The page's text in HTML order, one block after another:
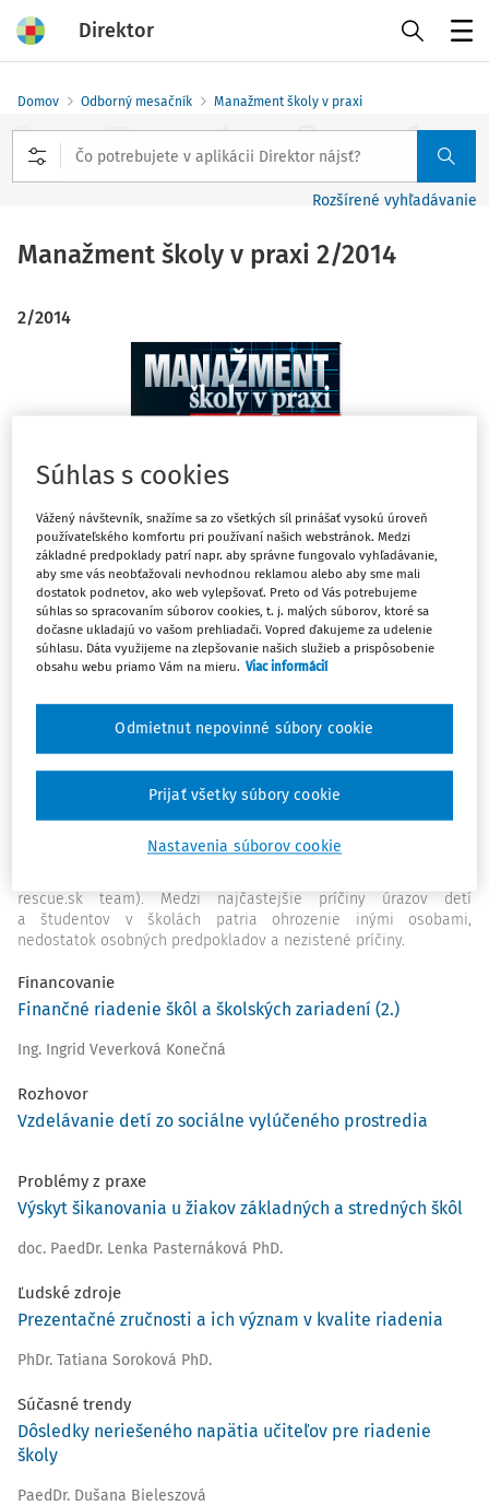
Direktor
Domov Odborný mesačník Manažment školy v praxi
Rozšírené vyhľadávanie
Manažment školy v praxi 2/2014
2/2014
Téma mesiaca
RNDr. Miroslava Kordošová
S každým školským rokom sú spojené mnohé aktivity a činnosti,
ktorými sa žiaci a študenti zaoberajú na svojich pracoviskách – v
školských triedach, telocvičniach či laboratóriách. Z toho dôvodu
je školské prostredie z pohľadu úrazovosti vysoko rizikové. Aj
podľa štatistík miestom, kde dochádza k najväčšiemu počtu
rescue.sk team). Medzi najčastejšie príčiny úrazov detí
a študentov v školách patria ohrozenie inými osobami,
nedostatok osobných predpokladov a nezistené príčiny.
Financovanie
Finančné riadenie škôl a školských zariadení (2.)
Ing. Ingrid Veverková Konečná
Rozhovor
Vzdelávanie detí zo sociálne vylúčeného prostredia
Problémy z praxe
Výskyt šikanovania u žiakov základných a stredných škôl
doc. PaedDr. Lenka Pasternáková PhD.
Ľudské zdroje
Prezentačné zručnosti a ich význam v kvalite riadenia
PhDr. Tatiana Soroková PhD.
Súčasné trendy
Dôsledky neriešeného napätia učiteľov pre riadenie
školy
PaedDr. Dušana Bieleszová
Súhlas s cookies
Vážený návštevník, snažíme sa zo všetkých síl prinášať vysokú úroveň
používateľského komfortu pri používaní našich webstránok. Medzi
základné predpoklady patrí napr. aby správne fungovalo vyhľadávanie,
aby sme vás neobťažovali nevhodnou reklamou alebo aby sme mali
dostatok podnetov, ako web vylepšovať. Preto od Vás potrebujeme
súhlas so spracovaním súborov cookies, t. j. malých súborov, ktoré sa
dočasne ukladajú vo vašom prehliadači. Vopred ďakujeme za udelenie
súhlasu. Dáta využijeme na zlepšovanie našich služieb a prispôsobenie
obsahu webu priamo Vám na mieru. Viac informácií
Nastavenia súborov cookie
Odmietnut nepovinné súbory cookie
Prijať všetky súbory cookie